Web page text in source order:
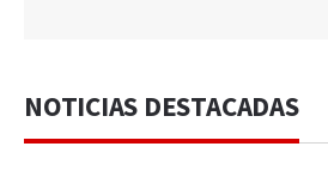
NOTICIAS DESTACADAS